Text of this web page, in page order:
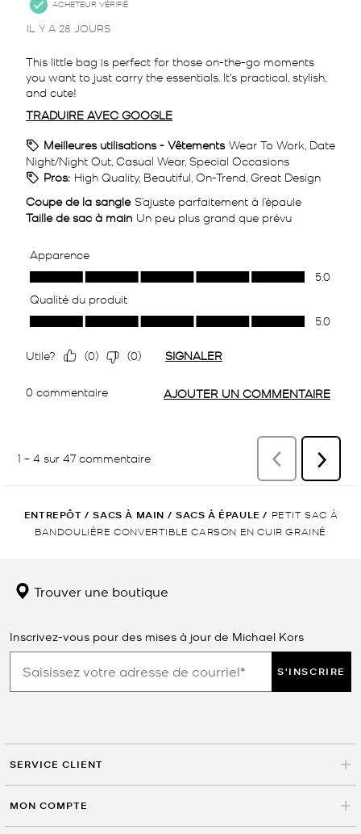
ENTREPÔT / SACS À MAIN / SACS À ÉPAULE / PETIT SAC À
BANDOULIÈRE CONVERTIBLE CARSON EN CUIR GRAINÉ
Trouver une boutique
Inscrivez-vous pour des mises à jour de Michael Kors
S'INSCRIRE
SERVICE CLIENT
MON COMPTE